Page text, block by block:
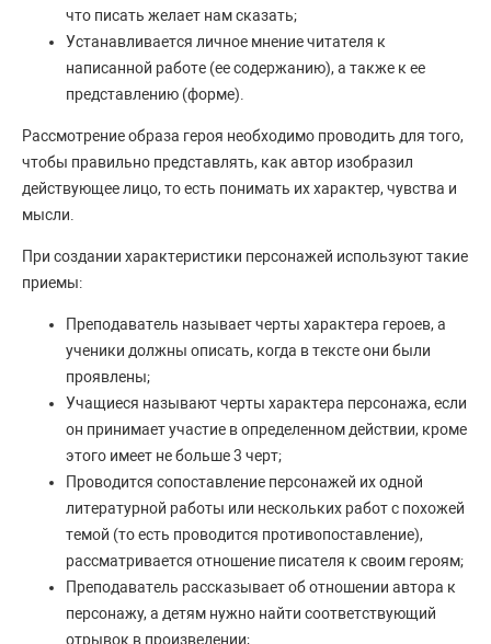
что писать желает нам сказать;
Устанавливается личное мнение читателя к
написанной работе (ее содержанию), а также к ее
представлению (форме).
Рассмотрение образа героя необходимо проводить для того,
чтобы правильно представлять, как автор изобразил
действующее лицо, то есть понимать их характер, чувства и
мысли.
При создании характеристики персонажей используют такие
приемы:
Преподаватель называет черты характера героев, а
ученики должны описать, когда в тексте они были
проявлены;
Учащиеся называют черты характера персонажа, если
он принимает участие в определенном действии, кроме
этого имеет не больше 3 черт;
Проводится сопоставление персонажей их одной
литературной работы или нескольких работ с похожей
темой (то есть проводится противопоставление),
рассматривается отношение писателя к своим героям;
Преподаватель рассказывает об отношении автора к
персонажу, а детям нужно найти соответствующий
отрывок в произведении;